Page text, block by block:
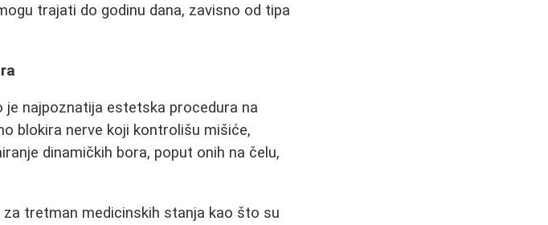
trajati do godinu dana, zavisno od tipa
je najpoznatija estetska procedura na
blokira nerve koji kontrolišu mišiće,
dinamičkih bora, poput onih na čelu,
tretman medicinskih stanja kao što su